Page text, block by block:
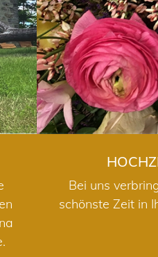
Bei uns
schönste Zeit in